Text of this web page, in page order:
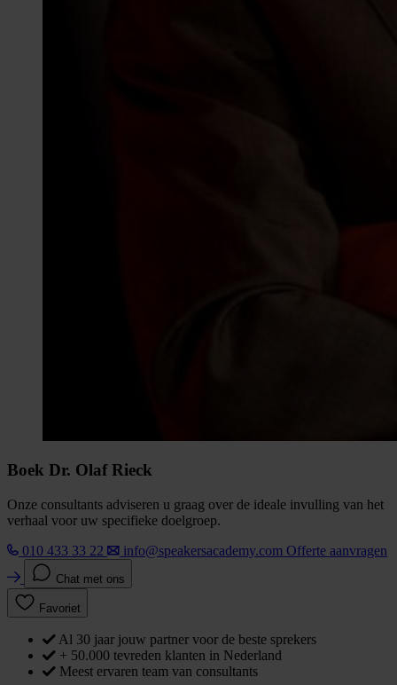
Boek Dr. Olaf Rieck
Onze consultants adviseren u graag over de ideale invulling van het
verhaal voor uw specifieke doelgroep.
010 433 33 22
info@speakersacademy.com Offerte aanvragen
Chat met ons
Favoriet
Al 30 jaar jouw partner voor de beste sprekers
+ 50.000 tevreden klanten in Nederland
Meest ervaren team van consultants